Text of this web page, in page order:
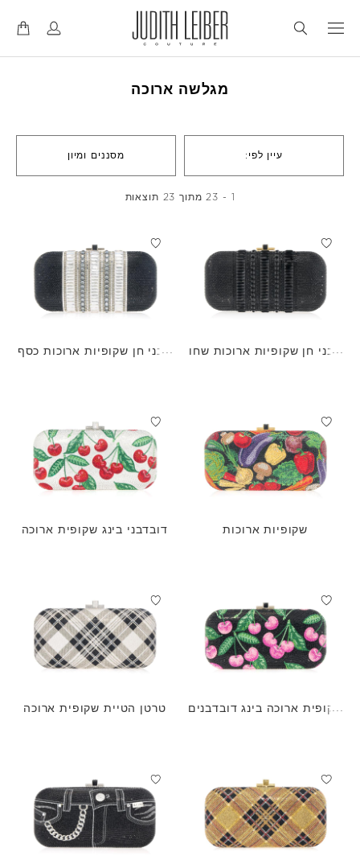
מגלשה ארוכה
עיין לפי: מסננים ומיון
1 - 23 מתוך 23 תוצאות
אבני חן שקופיות ארוכות שחו
אבני חן שקופיות ארוכות כסף
שקופיות ארוכות דובדבני בינג שקופית ארוכה
שקופית ארוכה בינג דובדבנים
טרטן הטיית שקופית ארוכה